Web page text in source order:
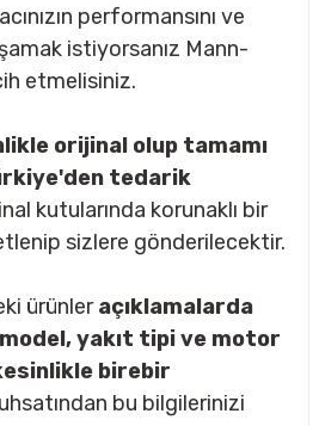
performansını ve
istiyorsanız Mann-
etmelisiniz.
orijinal olup tamamı
tedarik
kutularında korunaklı bir
sizlere gönderilecektir.
ürünleraçıklamalarda
yakıt tipi ve motor
birebir
bu bilgilerinizi